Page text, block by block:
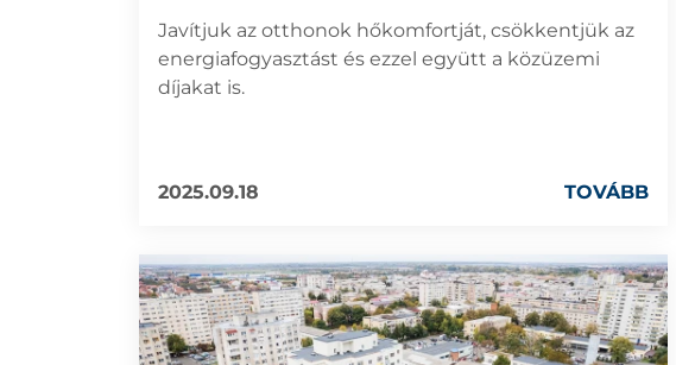
Javítjuk az otthonok hőkomfortját, csökkentjük az
energiafogyasztást és ezzel együtt a közüzemi
díjakat is.
2025.09.18 TOVÁBB